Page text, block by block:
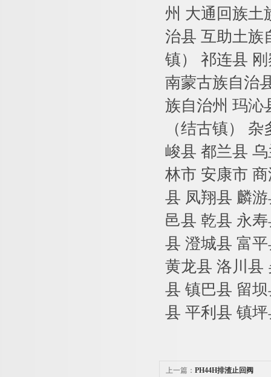
州 大通回族土
治县 互助土族
镇） 祁连县
南蒙古族自治
族自治州 玛沁
（结古镇）
峻县 都兰县
林市 安康市
县 凤翔县 麟
邑县 乾县 永
县 澄城县 富
黄龙县 洛川县
县 镇巴县 留
县 平利县 镇
上一篇： PH44H排渣止回阀